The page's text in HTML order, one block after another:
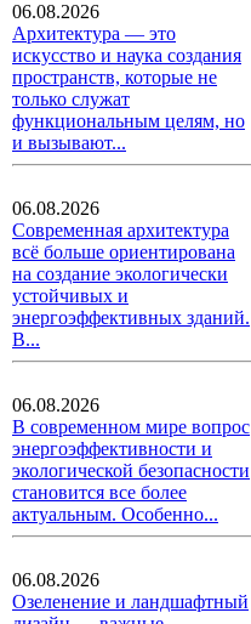
06.08.2026
Архитектура — это
искусство и наука создания
пространств, которые не
только служат
функциональным целям, но
и вызывают...
06.08.2026
Современная архитектура
всё больше ориентирована
на создание экологически
устойчивых и
энергоэффективных зданий.
В...
06.08.2026
В современном мире вопрос
энергоэффективности и
экологической безопасности
становится все более
актуальным. Особенно...
06.08.2026
Озеленение и ландшафтный